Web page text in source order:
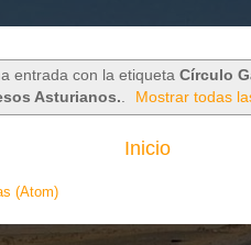
entrada con la etiqueta Círculo
Asturianos.. Mostrar todas
Inicio
(Atom)